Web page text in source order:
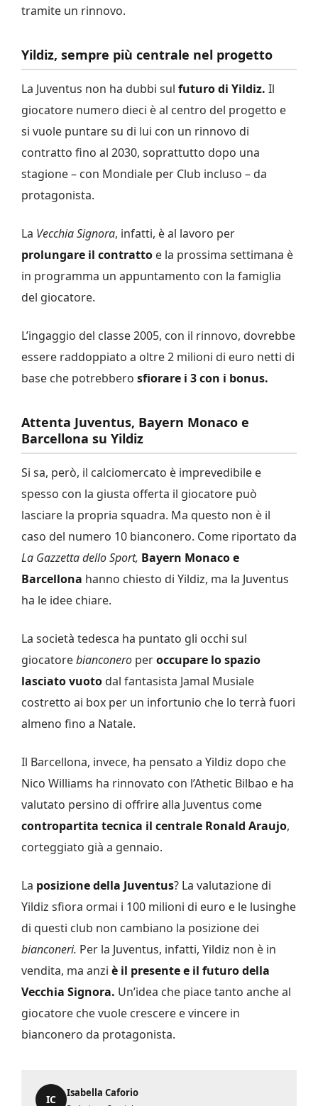
tramite un rinnovo.
Yildiz, sempre più centrale nel progetto
La Juventus non ha dubbi sul futuro di Yildiz. Il
giocatore numero dieci è al centro del progetto e
si vuole puntare su di lui con un rinnovo di
contratto fino al 2030, soprattutto dopo una
stagione – con Mondiale per Club incluso – da
protagonista.
La Vecchia Signora, infatti, è al lavoro per
prolungare il contratto e la prossima settimana è
in programma un appuntamento con la famiglia
del giocatore.
L’ingaggio del classe 2005, con il rinnovo, dovrebbe
essere raddoppiato a oltre 2 milioni di euro netti di
base che potrebbero sfiorare i 3 con i bonus.
Attenta Juventus, Bayern Monaco e
Barcellona su Yildiz
Si sa, però, il calciomercato è imprevedibile e
spesso con la giusta offerta il giocatore può
lasciare la propria squadra. Ma questo non è il
caso del numero 10 bianconero. Come riportato da
La Gazzetta dello Sport, Bayern Monaco e
Barcellona hanno chiesto di Yildiz, ma la Juventus
ha le idee chiare.
La società tedesca ha puntato gli occhi sul
giocatorebianconero peroccupare lo spazio
lasciato vuoto dal fantasista Jamal Musiale
costretto ai box per un infortunio che lo terrà fuori
almeno fino a Natale.
Il Barcellona, invece, ha pensato a Yildiz dopo che
Nico Williams ha rinnovato con l’Athetic Bilbao e ha
valutato persino di offrire alla Juventus come
contropartita tecnica il centrale Ronald Araujo,
corteggiato già a gennaio.
La posizione della Juventus? La valutazione di
Yildiz sfiora ormai i 100 milioni di euro e le lusinghe
di questi club non cambiano la posizione dei
bianconeri. Per la Juventus, infatti, Yildiz non è in
vendita, ma anzi è il presente e il futuro della
Vecchia Signora. Un’idea che piace tanto anche al
giocatore che vuole crescere e vincere in
bianconero da protagonista.
IC
Isabella Caforio